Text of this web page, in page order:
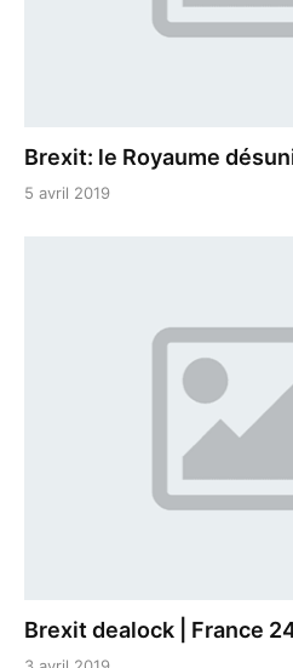
Brexit: le Royaume
5 avril 2019
Brexit dealock | France